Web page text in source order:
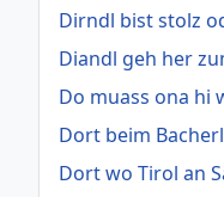
Dirndl bist stolz
Diandl geh her
Do muass ona hi
Dort beim
Dort wo Tirol an